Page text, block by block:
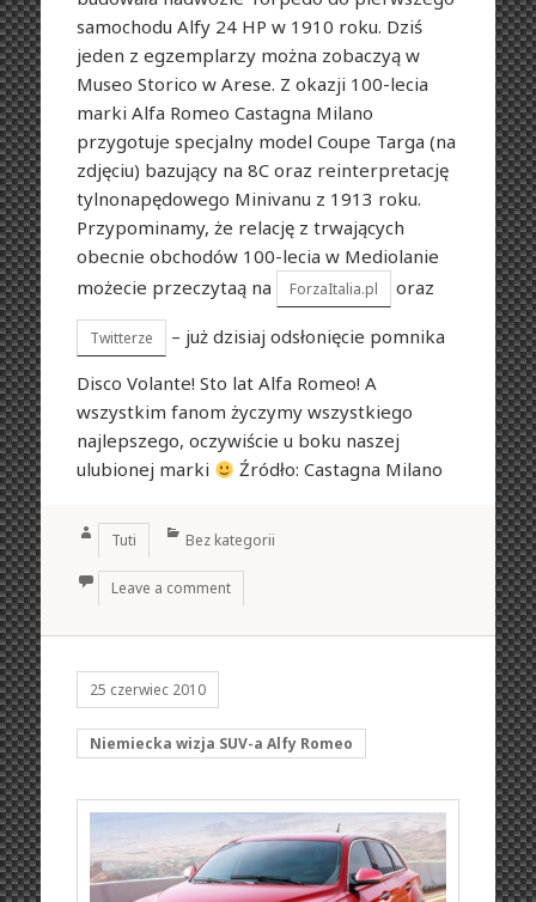
samochodu Alfy 24 HP w 1910 roku. Dziś
jeden z egzemplarzy można zobaczyą w
Museo Storico w Arese. Z okazji 100-lecia
marki Alfa Romeo Castagna Milano
przygotuje specjalny model Coupe Targa (na
zdjęciu) bazujący na 8C oraz reinterpretację
tylnonapędowego Minivanu z 1913 roku.
Przypominamy, że relację z trwających
obecnie obchodów 100-lecia w Mediolanie
możecie przeczytaą na
ForzaItalia.pl oraz
Twitterze
– już dzisiaj odsłonięcie pomnika
Disco Volante! Sto lat Alfa Romeo! A
wszystkim fanom życzymy wszystkiego
najlepszego, oczywiście u boku naszej
ulubionej marki
Źródło: Castagna Milano
Author
Tuti Categories
Bez kategorii
Leave a comment
25 czerwiec 2010
Niemiecka wizja SUV-a Alfy Romeo